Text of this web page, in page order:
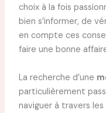
choix à la fois
bien s’informer, de
en compte ces
faire une bonne
La recherche d’une
particulièrement
naviguer à travers